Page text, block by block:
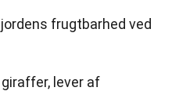
frugtbarhed ved
lever af